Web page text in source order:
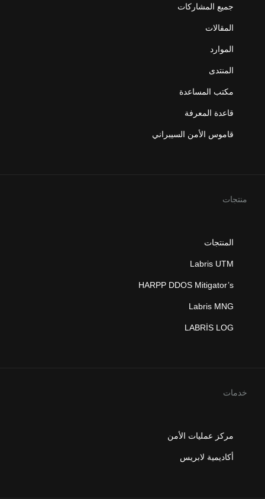
جميع المشاركات
المقالات
الموارد
المنتدى
مكتب المساعدة
قاعدة المعرفة
قاموس الأمن السيبراني
منتجات
المنتجات
Labris UTM
HARPP DDOS Mitigator’s
Labris MNG
LABRİS LOG
خدمات
مركز عمليات الأمن
أكاديمية لابريس